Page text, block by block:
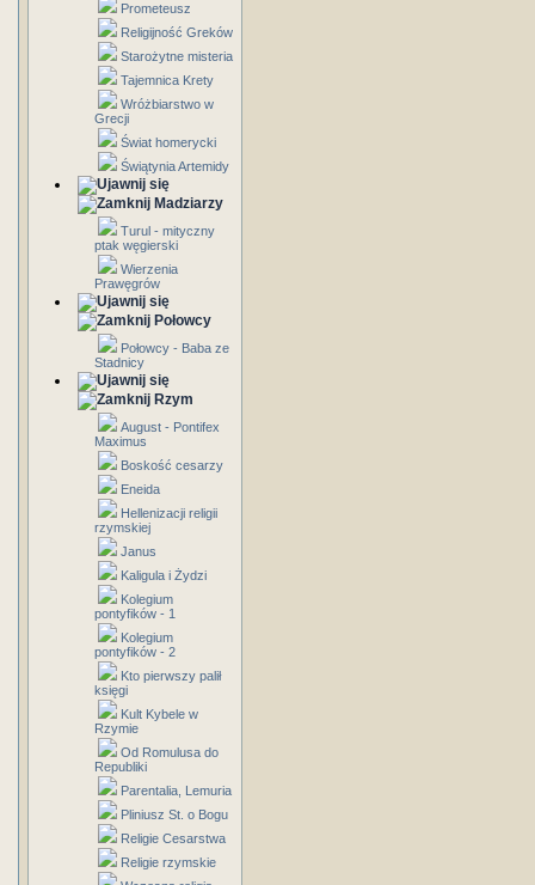
Prometeusz
Religijność Greków
Starożytne misteria
Tajemnica Krety
Wróżbiarstwo w
Grecji
Świat homerycki
Świątynia Artemidy
Madziarzy
Turul - mityczny
ptak węgierski
Wierzenia
Prawęgrów
Połowcy
Połowcy - Baba ze
Stadnicy
Rzym
August - Pontifex
Maximus
Boskość cesarzy
Eneida
Hellenizacji religii
rzymskiej
Janus
Kaligula i Żydzi
Kolegium
pontyfików - 1
Kolegium
pontyfików - 2
Kto pierwszy palił
księgi
Kult Kybele w
Rzymie
Od Romulusa do
Republiki
Parentalia, Lemuria
Pliniusz St. o Bogu
Religie Cesarstwa
Religie rzymskie